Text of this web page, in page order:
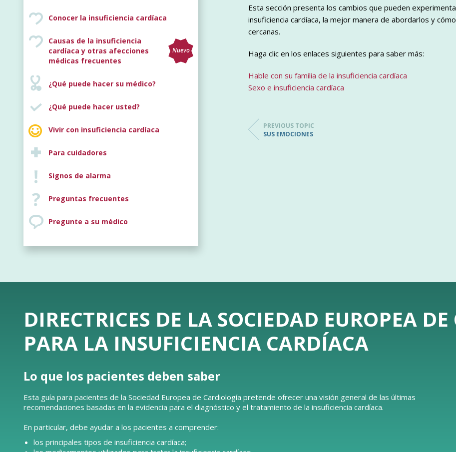
Conocer la insuficiencia cardíaca
Causas de la insuficiencia
cardíaca y otras afecciones
médicas frecuentes
Nuevo
¿Qué puede hacer su médico?
¿Qué puede hacer usted?
Vivir con insuficiencia cardíaca
Para cuidadores
Signos de alarma
Preguntas frecuentes
Pregunte a su médico
Esta sección presenta los cambios que pueden
insuficiencia cardíaca, la mejor manera de abordarlos y
cercanas.
Haga clic en los enlaces siguientes para saber más:
Hable con su familia de la insuficiencia cardíaca
Sexo e insuficiencia cardíaca
PREVIOUS TOPIC
SUS EMOCIONES
DIRECTRICES DE LA SOCIEDAD EUROPEA
PARA LA INSUFICIENCIA CARDÍACA
Lo que los pacientes deben saber
Esta guía para pacientes de la Sociedad Europea de Cardiología pretende ofrecer una visión general de las últimas
recomendaciones basadas en la evidencia para el diagnóstico y el tratamiento de la insuficiencia cardíaca.
En particular, debe ayudar a los pacientes a comprender:
los principales tipos de insuficiencia cardíaca;